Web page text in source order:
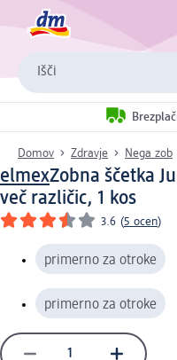
Išči
Domov Zdravje Nega zob
elmexZobna ščetka
več različic, 1 kos
3.6 (5 ocen)
primerno za otroke
primerno za otroke